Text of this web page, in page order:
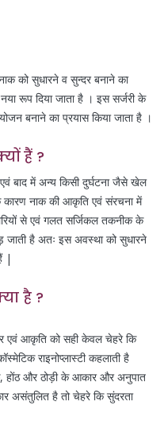
को सुधारने व सुन्दर बनाने का
रूप दिया जाता है । इस सर्जरी के
बनाने का प्रयास किया जाता है ।
हैं ?
बाद में अन्य किसी दुर्घटना जैसे खेल
कारण नाक की आकृति एवं संरचना में
से एवं गलत सर्जिकल तकनीक के
जाती है अतः इस अवस्था को सुधारने
|
है ?
आकृति को सही केवल चेहरे कि
राइनोप्लास्टी कहलाती है
होंठ और ठोड़ी के आकार और अनुपात
असंतुलित है तो चेहरे कि सुंदरता